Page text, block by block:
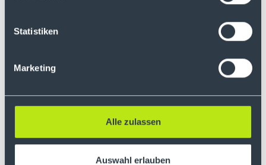
Statistiken
Marketing
Alle zulassen
Auswahl erlauben
dar und sind weder als Angebot noch als
eine Aufforderung zum Kauf oder Verkauf